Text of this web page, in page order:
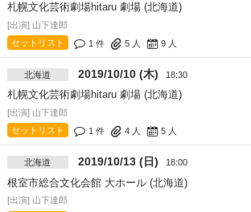
札幌文化芸術劇場hitaru 劇場 (北海道)
[出演] 山下達郎
セットリスト
1 件 5人 9人
北海道 2019/10/10 (木) 18:30
札幌文化芸術劇場hitaru 劇場 (北海道)
[出演] 山下達郎
セットリスト
1 件 4人 5人
北海道 2019/10/13 (日) 18:00
根室市総合文化会館 大ホール (北海道)
[出演] 山下達郎